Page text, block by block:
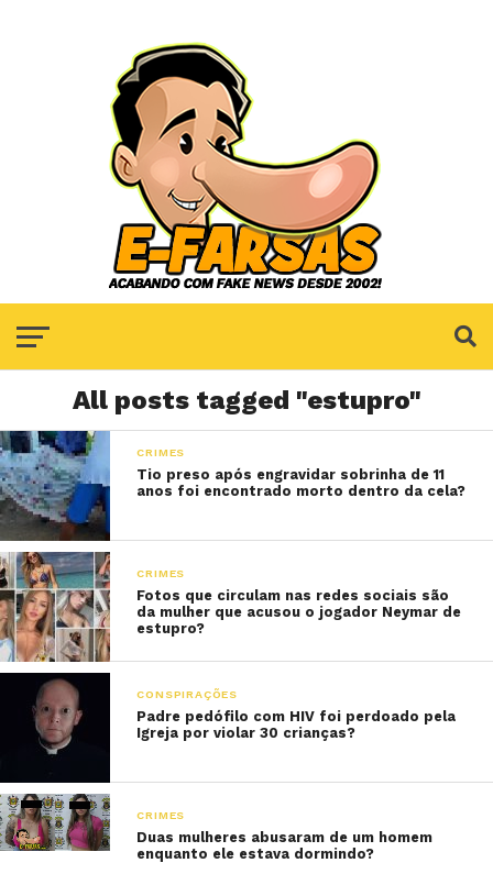
All posts tagged "estupro"
CRIMES
Tio preso após engravidar sobrinha de 11
anos foi encontrado morto dentro da cela?
CRIMES
Fotos que circulam nas redes sociais são
da mulher que acusou o jogador Neymar de
estupro?
CONSPIRAÇÕES
Padre pedófilo com HIV foi perdoado pela
Igreja por violar 30 crianças?
CRIMES
Duas mulheres abusaram de um homem
enquanto ele estava dormindo?